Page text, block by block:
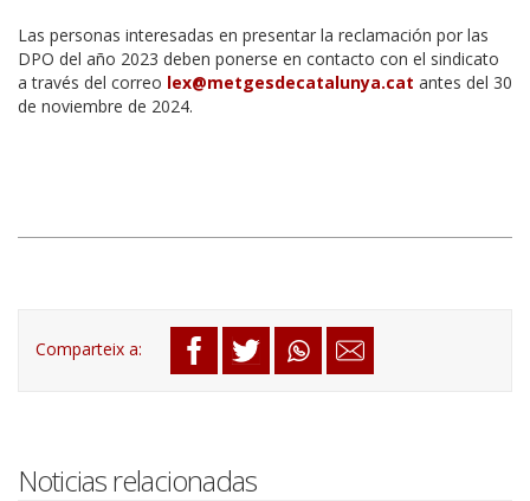
Las personas interesadas en presentar la reclamación por las
DPO del año 2023 deben ponerse en contacto con el sindicato
a través del correo lex@metgesdecatalunya.cat antes del 30
de noviembre de 2024.
Noticias relacionadas